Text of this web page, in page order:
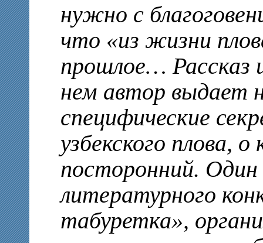
нужно с
что «из жизни
прошлое… Рассказ
нем автор выдает
специфические
узбекского плова,
посторонний. Один
литературного
табуретка»,